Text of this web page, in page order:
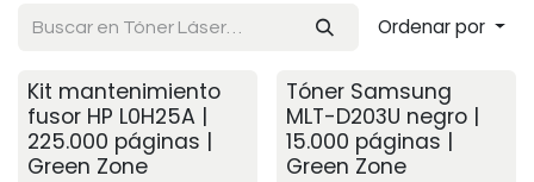
Ordenar por
Kit mantenimiento
fusor HP L0H25A |
225.000 páginas |
Green Zone
Tóner Samsung
MLT-D203U negro |
15.000 páginas |
Green Zone